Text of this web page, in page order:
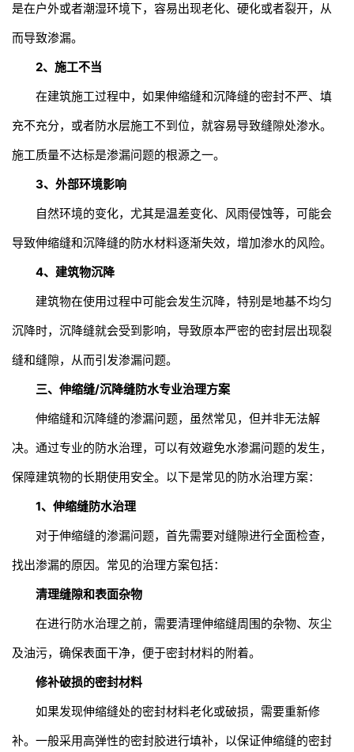
是在户外或者潮湿环境下，容易出现老化、硬化或者裂开，从
而导致渗漏。
2、施工不当
在建筑施工过程中，如果伸缩缝和沉降缝的密封不严、填
充不充分，或者防水层施工不到位，就容易导致缝隙处渗水。
施工质量不达标是渗漏问题的根源之一。
3、外部环境影响
自然环境的变化，尤其是温差变化、风雨侵蚀等，可能会
导致伸缩缝和沉降缝的防水材料逐渐失效，增加渗水的风险。
4、建筑物沉降
建筑物在使用过程中可能会发生沉降，特别是地基不均匀
沉降时，沉降缝就会受到影响，导致原本严密的密封层出现裂
缝和缝隙，从而引发渗漏问题。
三、伸缩缝/沉降缝防水专业治理方案
伸缩缝和沉降缝的渗漏问题，虽然常见，但并非无法解
决。通过专业的防水治理，可以有效避免水渗漏问题的发生，
保障建筑物的长期使用安全。以下是常见的防水治理方案：
1、伸缩缝防水治理
对于伸缩缝的渗漏问题，首先需要对缝隙进行全面检查，
找出渗漏的原因。常见的治理方案包括：
清理缝隙和表面杂物
在进行防水治理之前，需要清理伸缩缝周围的杂物、灰尘
及油污，确保表面干净，便于密封材料的附着。
修补破损的密封材料
如果发现伸缩缝处的密封材料老化或破损，需要重新修
补。一般采用高弹性的密封胶进行填补，以保证伸缩缝的密封